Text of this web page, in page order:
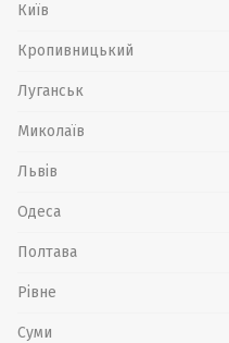
Київ
Кропивницький
Луганськ
Миколаїв
Львів
Одеса
Полтава
Рівне
Суми